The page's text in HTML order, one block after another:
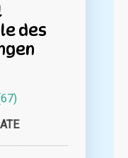
des